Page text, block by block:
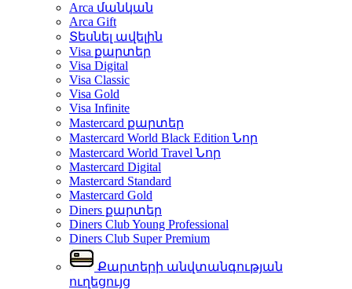
Arca մանկան
Arca Gift
Տեսնել ավելին
Visa քարտեր
Visa Digital
Visa Classic
Visa Gold
Visa Infinite
Mastercard քարտեր
Mastercard World Black Edition Նոր
Mastercard World Travel Նոր
Mastercard Digital
Mastercard Standard
Mastercard Gold
Diners քարտեր
Diners Club Young Professional
Diners Club Super Premium
Քարտերի անվտանգության
ուղեցույց